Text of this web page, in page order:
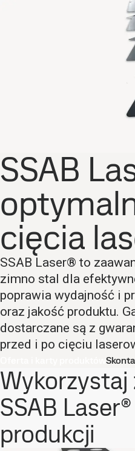
SSAB
cięcia
SSAB Laser® to
zimno stal dla
poprawia wydajność i
oraz jakość produktu.
dostarczane są z
przed i po cięciu
SSAB
produkcji